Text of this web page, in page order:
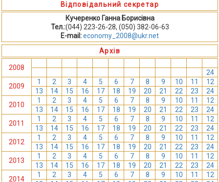
Відповідальний секретар
Кучеренко Ганна Борисівна
Тел.:(044) 223-26-28, (050) 382-06-63
E-mail:economy_2008@ukr.net
Архів
2008
24
2009
1 2 3 4 5 6 7 8 9 10 11
12
13
14 15 16 17 18 19 20 21 22 23
24
2010
1 2 3 4 5 6 7 8 9 10 11
12
13
14 15 16 17 18 19 20 21 22 23
24
2011
1 2 3 4 5 6 7 8 9 10 11
12
13
14 15 16 17 18 19 20 21 22 23
24
2012
1 2 3 4 5 6 7 8 9 10 11
12
13
14 15 16 17 18 19 20 21 22 23
24
2013
1 2 3 4 5 6 7 8 9 10 11
12
13
14 15 16 17 18 19 20 21 22 23
24
2014
1 2 3 4 5 6 7 8 9 10 11
12